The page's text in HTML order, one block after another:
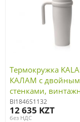
Термокружка
КАЛАМ с
стенками,
белый
BI1846S1132
12 635 KZT
без НДС